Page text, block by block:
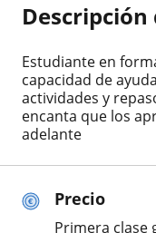
Precio
Primera clase
Estudiante en
capacidad de
actividades y
encanta que los
adelante